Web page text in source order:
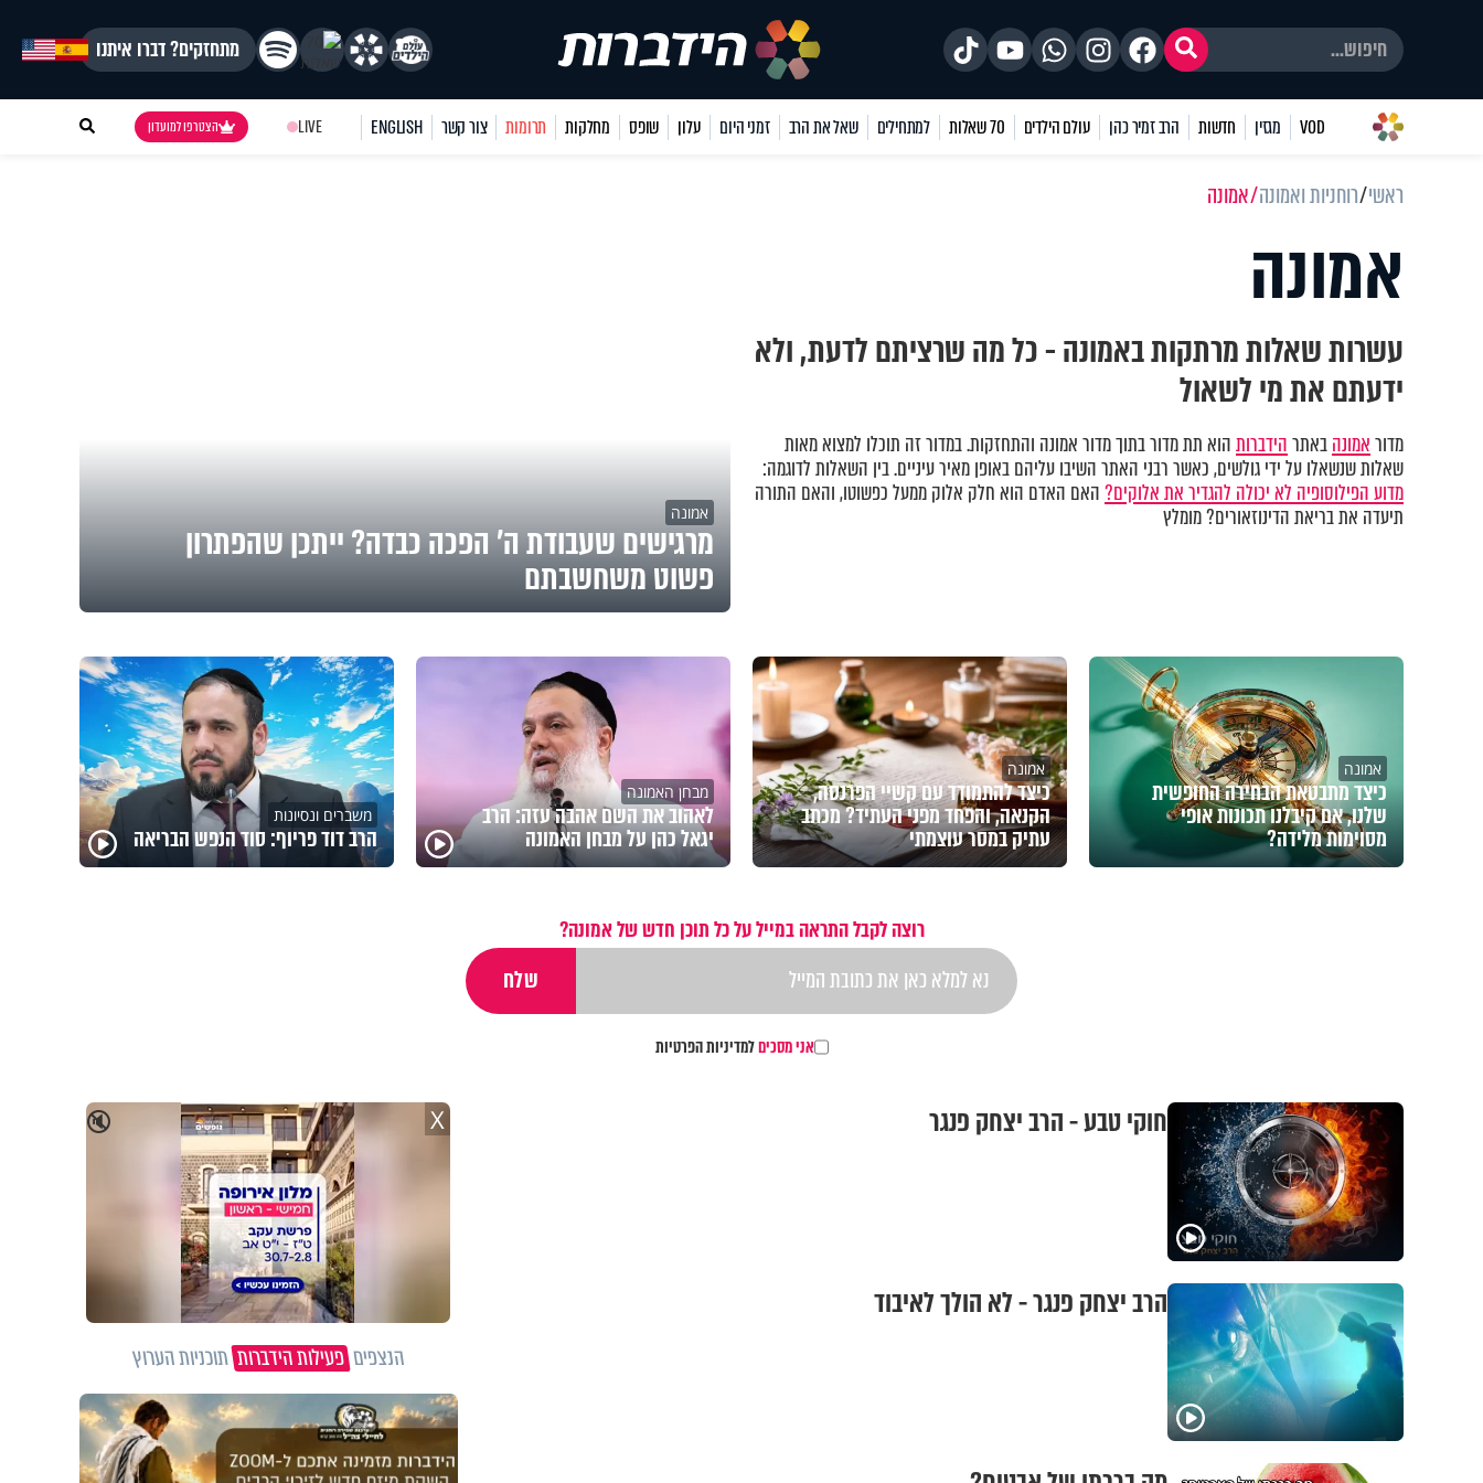
מתחזקים? דברו איתנו
VOD מגזין חדשות הרב זמיר כהן עולם הילדים 70 שאלות למתחילים שאל את הרב זמני היום עלון שופס מחלקות תרומות צור קשר ENGLISH
LIVE הצטרפו למועדון
ראשי רוחניות ואמונה אמונה
אמונה
עשרות שאלות מרתקות באמונה - כל מה שרציתם לדעת, ולא
ידעתם את מי לשאול
מדוראמונהבאתרהידברותהוא תת מדור בתוך מדור אמונה והתחזקות. במדור זה תוכלו למצוא מאות
שאלות שנשאלו על ידי גולשים, כאשר רבני האתר השיבו עליהם באופן מאיר עיניים. בין השאלות לדוגמה:
מדוע הפילוסופיה לא יכולה להגדיר את אלוקים?האם האדם הוא חלק אלוק ממעל כפשוטו, והאם התורה
תיעדה את בריאת הדינוזאורים? מומלץ
אמונה
מרגישים שעבודת ה' הפכה כבדה? ייתכן שהפתרון
פשוט משחשבתם
אמונה
כיצד מתבטאת הבחירה החופשית
שלנו, אם קיבלנו תכונות אופי
מסוימות מלידה?
אמונה
כיצד להתמודד עם קשיי הפרנסה,
הקנאה, והפחד מפני העתיד? מכתב
עתיק במסר עוצמתי
מבחן האמונה
לאהוב את השם אהבה עזה: הרב
יגאל כהן על מבחן האמונה
משברים ונסיונות
הרב דוד פריוף: סוד הנפש הבריאה
רוצה לקבל התראה במייל על כל תוכן חדש של אמונה?
אני מסכיםלמדיניות הפרטיות
חוקי טבע - הרב יצחק פנגר
הרב יצחק פנגר - לא הולך לאיבוד
🔇 X
הנצפיםפעילות הידברותתוכניות הערוץ